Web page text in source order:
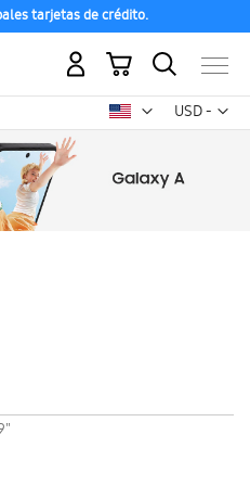
tarjetas de crédito.
USD -
dólar
Mi carrito